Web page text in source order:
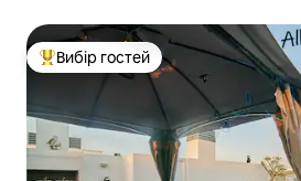
Топ вибір гостей
Вибір гостей